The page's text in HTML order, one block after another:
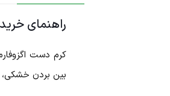
راهنمای
کرم دست
بین بردن